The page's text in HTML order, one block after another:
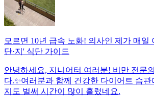
모르면 10년 급속 노화! 의사인 제가 매일
단·지' 식단 가이드
안녕하세요, 지니어터 여러분! 비만 전문
다.✨여러분과 함께 건강한 다이어트 습
지도 벌써 시간이 많이 흘렀네요.